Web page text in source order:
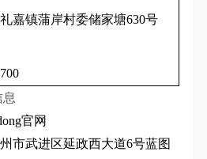
嘉镇蒲岸村委储家塘630号
官网
市武进区延政西大道6号蓝图